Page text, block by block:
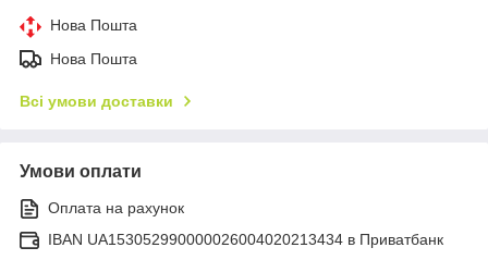
Нова Пошта
Нова Пошта
Всі умови доставки
Умови оплати
Оплата на рахунок
IBAN UA153052990000026004020213434 в Приватбанк